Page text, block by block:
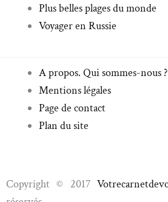
Plus belles plages du monde
Voyager en Russie
A propos. Qui sommes-nous ?
Mentions légales
Page de contact
Plan du site
Copyright © 2017